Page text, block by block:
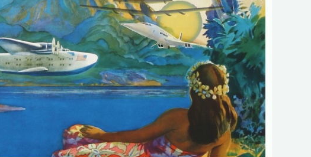
Politique de confidentialité :
Les informations recueillies sur ce formulaire sont
enregistrées dans un fichier informatisé par ESTAMPE
MODERNE & SPORTIVE pour la gestion des achats et la
gestion de notre clientèle. Elles sont conservées pendant